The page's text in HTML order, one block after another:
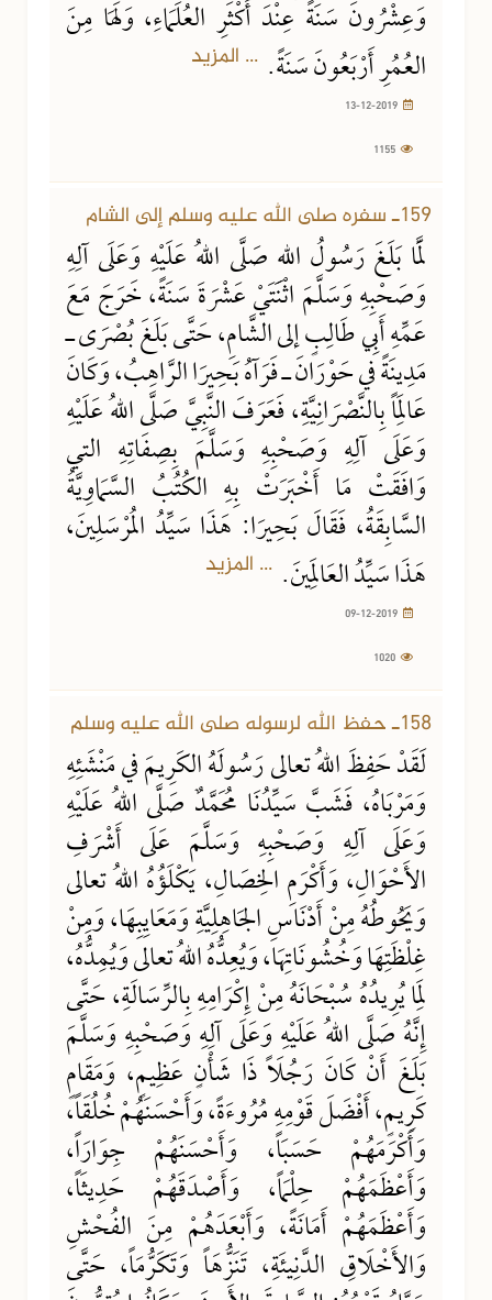
وَعِشْرُونَ سَنَةً عِنْدَ أَكْثَرِ العُلَمَاءِ، وَلَهَا مِنَ
العُمُرِ أَرْبَعُونَ سَنَةً. ... المزيد
159ـ سفره صلى الله عليه وسلم إلى الشام
لَمَّا بَلَغَ رَسُولُ اللهِ صَلَّى اللهُ عَلَيْهِ وَعَلَى آلِهِ
وَصَحْبِهِ وَسَلَّمَ اثْنَتَيْ عَشْرَةَ سَنَةً، خَرَجَ مَعَ
عَمِّهِ أَبِي طَالِبٍ إلى الشَّامِ، حَتَّى بَلَغَ بُصْرَى ـ
مَدِينَةً في حَوْرَانَ ـ فَرَآهُ بَحِيرَا الرَّاهِبُ، وَكَانَ
عَالِمَاً بِالنَّصْرَانِيَّةِ، فَعَرَفَ النَّبِيَّ صَلَّى اللهُ عَلَيْهِ
وَعَلَى آلِهِ وَصَحْبِهِ وَسَلَّمَ بِصِفَاتِهِ التي
وَافَقَتْ مَا أَخْبَرَتْ بِهِ الكُتُبُ السَّمَاوِيَّةُ
السَّابِقَةُ، فَقَالَ بَحِيرَا: هَذَا سَيِّدُ المُرْسَلِينَ،
هَذَا سَيِّدُ العَالَمِينَ. ... المزيد
158ـ حفظ الله لرسوله صلى الله عليه وسلم
لَقَدْ حَفِظَ اللهُ تعالى رَسُولَهُ الكَرِيمَ في مَنْشَئِهِ
وَمَرْبَاهُ، فَشَبَّ سَيِّدُنَا مُحَمَّدٌ صَلَّى اللهُ عَلَيْهِ
وَعَلَى آلِهِ وَصَحْبِهِ وَسَلَّمَ عَلَى أَشْرَفِ
الأَحْوَالِ، وَأَكْرَمِ الخِصَالِ، يَكْلَؤُهُ اللهُ تعالى
وَيَحُوطُهُ مِنْ أَدْنَاسِ الجَاهِلِيَّةِ وَمَعَايِبِهَا، وَمِنْ
غِلْظَتِهَا وَخُشُونَاتِهَا، وَيُعِدُّهُ اللهُ تعالى وَيُمِدُّهُ،
لِمَا يُرِيدُهُ سُبْحَانَهُ مِنْ إِكْرَامِهِ بِالرِّسَالَةِ، حَتَّى
إِنَّهُ صَلَّى اللهُ عَلَيْهِ وَعَلَى آلِهِ وَصَحْبِهِ وَسَلَّمَ
بَلَغَ أَنْ كَانَ رَجُلَاً ذَا شَأْنٍ عَظِيمٍ، وَمَقَامٍ
كَرِيمٍ، أَفْضَلَ قَوْمِهِ مُرُوءَةً، وَأَحْسَنَهُمْ خُلُقَاً،
وَأَكْرَمَهُمْ حَسَبَاً، وَأَحْسَنَهُمْ جِوَارَاً،
وَأَعْظَمَهُمْ حِلْمَاً، وَأَصْدَقَهُمْ حَدِيثَاً،
وَأَعْظَمَهُمْ أَمَانَةً، وَأَبْعَدَهُمْ مِنَ الفُحْشِ
وَالأَخْلَاقِ الدَّنِيئَةِ، تَنَزُّهَاً وَتَكَرُّمَاً، حَتَّى